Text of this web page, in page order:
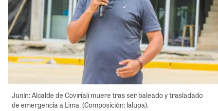
Junín: Alcalde de Coviriali muere tras ser baleado y trasladado
de emergencia a Lima. (Composición: lalupa).